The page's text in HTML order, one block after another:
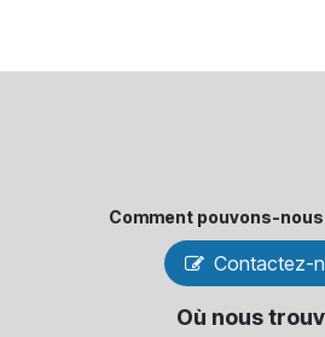
Comment pouvons-​
Contactez-
Où nous